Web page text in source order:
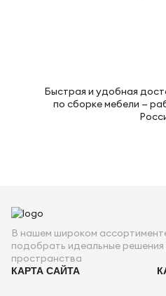
Быстрая и удобная
по сборке мебели —
В нашем широком
подобрать идеальные
пространства
КАРТА САЙТА